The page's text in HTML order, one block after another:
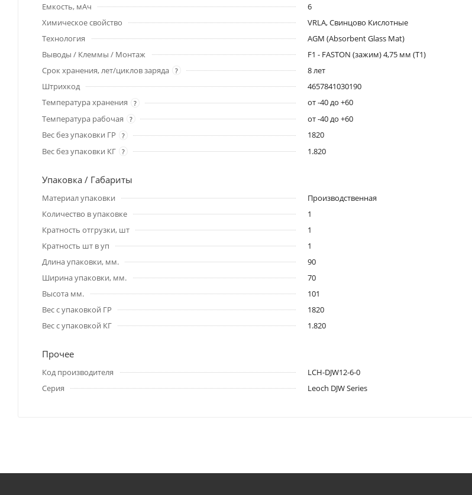
Емкость, мАч
6
Химическое свойство
VRLA, Свинцово Кислотные
Технология
AGM (Absorbent Glass Mat)
Выводы / Клеммы / Монтаж
F1 - FASTON (зажим) 4,75 мм (T1)
Срок хранения, лет/циклов заряда
?
8 лет
Штрихкод
4657841030190
Температура хранения
?
от -40 до +60
Температура рабочая
?
от -40 до +60
Вес без упаковки ГР
?
1820
Вес без упаковки КГ
? 1.820
Упаковка / Габариты
Материал упаковки
Производственная
Количество в упаковке
1
Кратность отгрузки, шт
1
Кратность шт в уп
1
Длина упаковки, мм.
90
Ширина упаковки, мм.
70
Высота мм.
101
Вес с упаковкой ГР
1820
Вес с упаковкой КГ
1.820
Прочее
Код производителя
LCH-DJW12-6-0
Серия
Leoch DJW Series